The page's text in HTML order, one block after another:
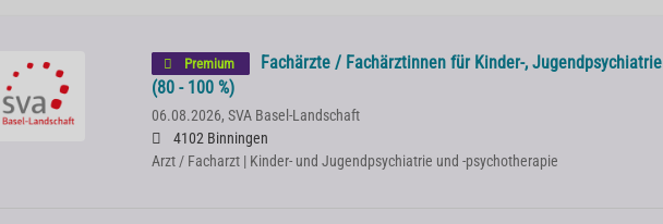
Premium
Fachärzte / Fachärztinnen für Kinder-, Jugendpsychiatrie
(80 - 100 %)
06.08.2026, SVA Basel-Landschaft
4102 Binningen
Arzt / Facharzt | Kinder- und Jugendpsychiatrie und -psychotherapie